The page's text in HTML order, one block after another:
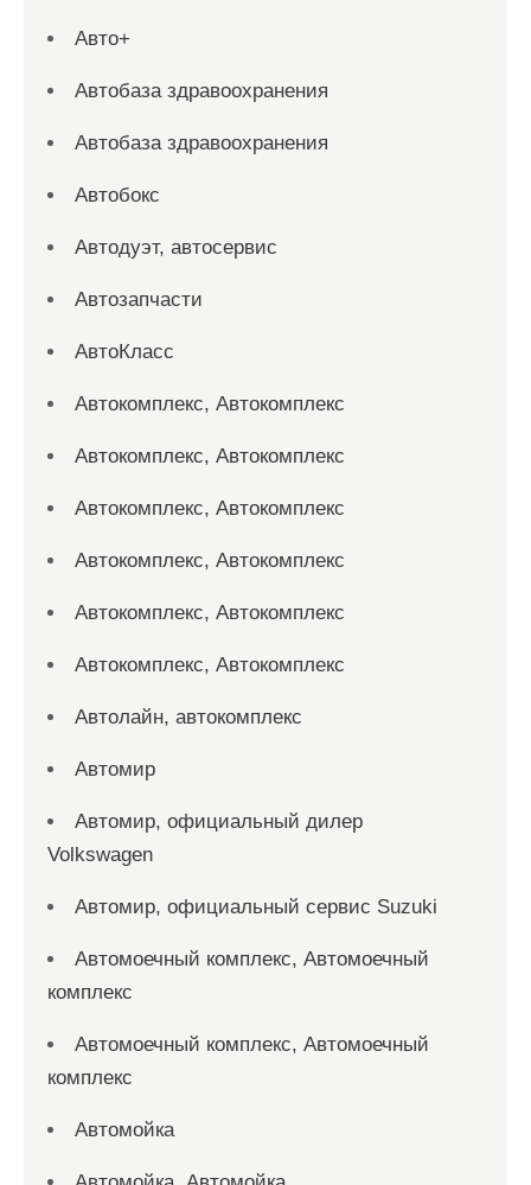
Авто+
Автобаза здравоохранения
Автобаза здравоохранения
Автобокс
Автодуэт, автосервис
Автозапчасти
АвтоКласс
Автокомплекс, Автокомплекс
Автокомплекс, Автокомплекс
Автокомплекс, Автокомплекс
Автокомплекс, Автокомплекс
Автокомплекс, Автокомплекс
Автокомплекс, Автокомплекс
Автолайн, автокомплекс
Автомир
Автомир, официальный дилер
Volkswagen
Автомир, официальный сервис Suzuki
Автомоечный комплекс, Автомоечный
комплекс
Автомоечный комплекс, Автомоечный
комплекс
Автомойка